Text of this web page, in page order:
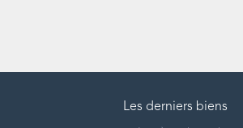
Les derniers biens